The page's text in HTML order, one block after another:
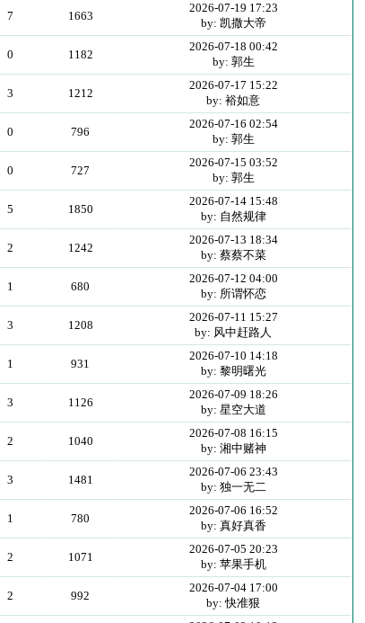
7 1663
2026-07-19 17:23
by: 凯撒大帝
0 1182
2026-07-18 00:42
by: 郭生
3 1212
2026-07-17 15:22
by: 裕如意
0 796
2026-07-16 02:54
by: 郭生
0 727
2026-07-15 03:52
by: 郭生
5 1850
2026-07-14 15:48
by: 自然规律
2 1242
2026-07-13 18:34
by: 蔡蔡不菜
1 680
2026-07-12 04:00
by: 所谓怀恋
3 1208
2026-07-11 15:27
by: 风中赶路人
1 931
2026-07-10 14:18
by: 黎明曙光
3 1126
2026-07-09 18:26
by: 星空大道
2 1040
2026-07-08 16:15
by: 湘中赌神
3 1481
2026-07-06 23:43
by: 独一无二
1 780
2026-07-06 16:52
by: 真好真香
2 1071
2026-07-05 20:23
by: 苹果手机
2 992
2026-07-04 17:00
by: 快准狠